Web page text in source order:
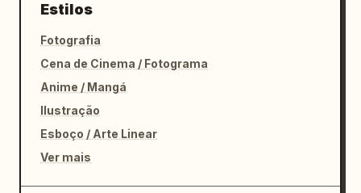
Estilos
Fotografia
Cena de Cinema / Fotograma
Anime / Mangá
Ilustração
Esboço / Arte Linear
Ver mais